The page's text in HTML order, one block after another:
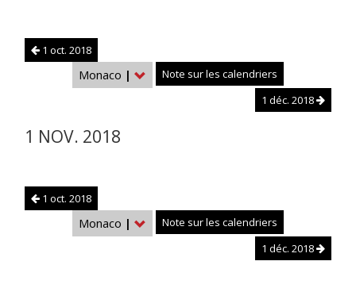
1 oct. 2018
Monaco |
Note sur les calendriers
1 déc. 2018
1 NOV. 2018
1 oct. 2018
Monaco |
Note sur les calendriers
1 déc. 2018